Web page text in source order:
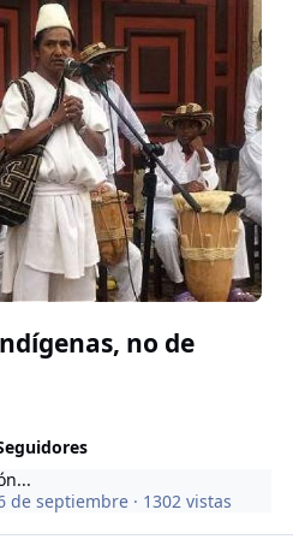
no de
de septiembre · 1302 vistas